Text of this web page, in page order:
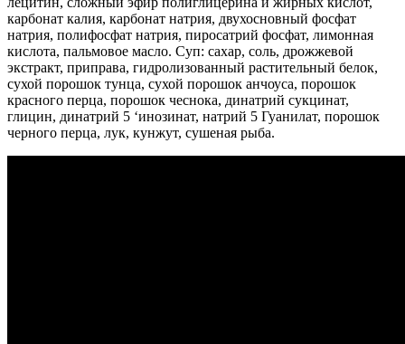
карбонат калия, карбонат натрия, двухосновный фосфат
натрия, полифосфат натрия, пиросатрий фосфат, лимонная
кислота, пальмовое масло. Суп: сахар, соль, дрожжевой
экстракт, приправа, гидролизованный растительный белок,
сухой порошок тунца, сухой порошок анчоуса, порошок
красного перца, порошок чеснока, динатрий сукцинат,
глицин, динатрий 5 ‘инозинат, натрий 5 Гуанилат, порошок
черного перца, лук, кунжут, сушеная рыба.